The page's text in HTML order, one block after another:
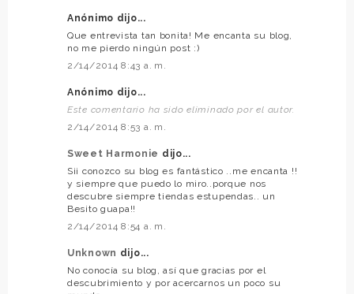
Anónimo dijo...
Que entrevista tan bonita! Me encanta su blog,
no me pierdo ningún post :)
2/14/2014 8:43 a. m.
Anónimo dijo...
Este comentario ha sido eliminado por el autor.
2/14/2014 8:53 a. m.
Sweet Harmonie dijo...
Sii conozco su blog es fantástico ..me encanta !!
y siempre que puedo lo miro..porque nos
descubre siempre tiendas estupendas.. un
Besito guapa!!
2/14/2014 8:54 a. m.
Unknown dijo...
No conocía su blog, así que gracias por el
descubrimiento y por acercarnos un poco su